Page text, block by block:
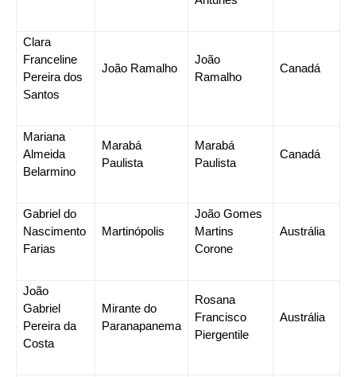
Clara
Franceline
Pereira dos
Santos
João Ramalho
João
Ramalho
Canadá
Mariana
Almeida
Belarmino
Marabá
Paulista
Marabá
Paulista
Canadá
Gabriel do
Nascimento
Farias
Martinópolis
João Gomes
Martins
Corone
Austrália
João
Gabriel
Pereira da
Costa
Mirante do
Paranapanema
Rosana
Francisco
Piergentile
Austrália